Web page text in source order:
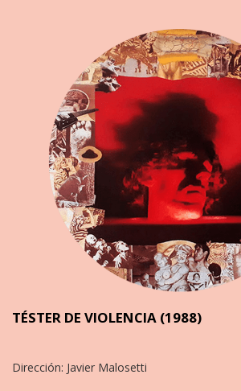
TÉSTER DE VIOLENCIA (1988)
Dirección: Javier Malosetti